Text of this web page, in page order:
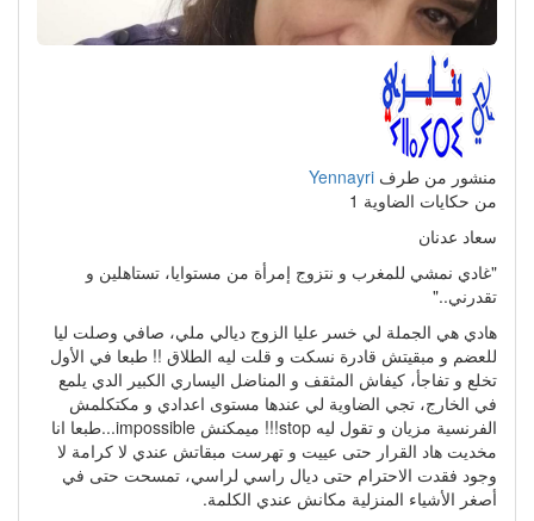
منشور من طرفYennayri
من حكايات الضاوية 1
سعاد عدنان
"غادي نمشي للمغرب و نتزوج إمرأة من مستوايا، تستاهلين و
تقدرني.."
هادي هي الجملة لي خسر عليا الزوج ديالي ملي، صافي وصلت ليا
للعضم و مبقيتش قادرة نسكت و قلت ليه الطلاق !! طبعا في الأول
تخلع و تفاجأ، كيفاش المثقف و المناضل اليساري الكبير الدي يلمع
في الخارج، تجي الضاوية لي عندها مستوى اعدادي و مكتكلمش
الفرنسية مزيان و تقول ليه stop!!! ميمكنش impossible...طبعا انا
مخديت هاد القرار حتى عييت و تهرست مبقاتش عندي لا كرامة لا
وجود فقدت الاحترام حتى ديال راسي لراسي، تمسحت حتى في
أصغر الأشياء المنزلية مكانش عندي الكلمة.